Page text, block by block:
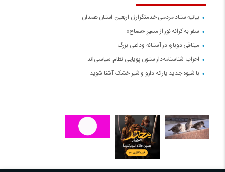
بیانیه ستاد مردمی خدمتگزاران اربعین استان همدان
سفر به کرانه‌ نور از مسیرِ «سماح»
میثاقی دوباره در آستانه‌ وداعی بزرگ
احزاب شناسنامه‌دار ستون پویایی نظام سیاسی‌اند
با شیوه جدید یارانه دارو و شیر خشک آشنا شوید